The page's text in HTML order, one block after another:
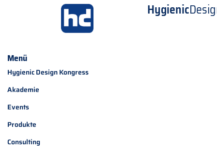
Hygienic
Menü
Hygienic Design Kongress
Akademie
Events
Produkte
Consulting